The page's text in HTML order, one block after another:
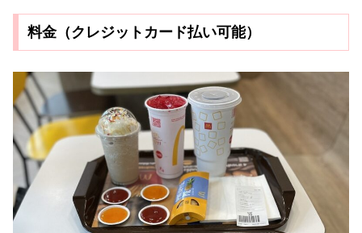
料金（クレジットカード払い可能）